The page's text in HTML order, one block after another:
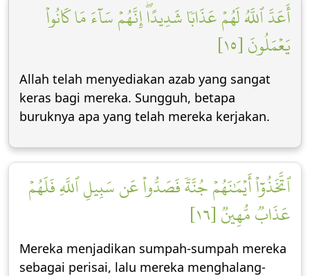
أَعَدَّ ٱللَّهُ لَهُمۡ عَذَابٗا شَدِيدًاۖ إِنَّهُمۡ سَآءَ مَا كَانُواْ
يَعۡمَلُونَ [١٥]
Allah telah menyediakan azab yang sangat
keras bagi mereka. Sungguh, betapa
buruknya apa yang telah mereka kerjakan.
ٱتَّخَذُوٓاْ أَيۡمَٰنَهُمۡ جُنَّةٗ فَصَدُّواْ عَن سَبِيلِ ٱللَّهِ فَلَهُمۡ
عَذَابٞ مُّهِينٞ [١٦]
Mereka menjadikan sumpah-sumpah mereka
sebagai perisai, lalu mereka menghalang-